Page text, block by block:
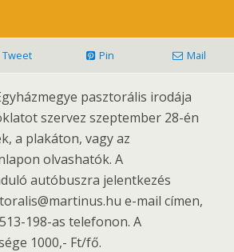
Tweet Pin Mail
pasztorális irodája
szervez szeptember 28-én
a plakáton, vagy az
olvashatók. A
autóbuszra jelentkezés
e-mail címen,
198-as telefonon. A
1000,- Ft/fő.